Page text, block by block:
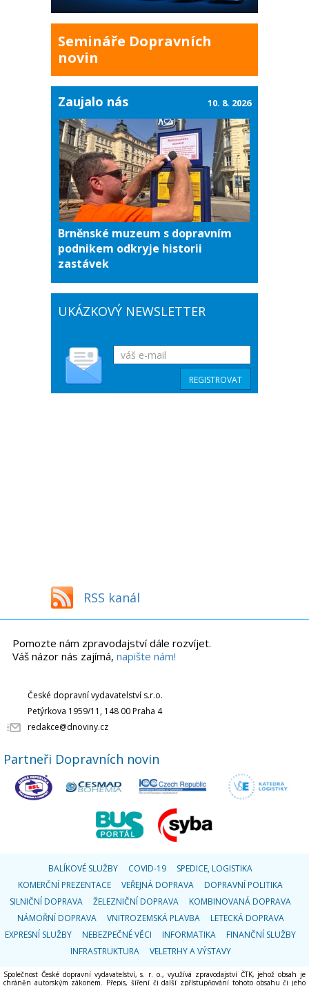
Semináře Dopravních
novin
Zaujalo nás
Brněnské muzeum s dopravním
podnikem odkryje historii
zastávek
10. 8. 2026
UKÁZKOVÝ NEWSLETTER
RSS kanál
Pomozte nám zpravodajství dále rozvíjet.
Váš názor nás zajímá, napište nám!
České dopravní vydavatelství s.r.o.
Petýrkova 1959/11, 148 00 Praha 4
redakce@dnoviny.cz
Partneři Dopravních novin
BALÍKOVÉ SLUŽBY COVID-19
SPEDICE, LOGISTIKA
KOMERČNÍ PREZENTACE
VEŘEJNÁ DOPRAVA
DOPRAVNÍ POLITIKA
SILNIČNÍ DOPRAVA
ŽELEZNIČNÍ DOPRAVA
KOMBINOVANÁ DOPRAVA
NÁMOŘNÍ DOPRAVA
VNITROZEMSKÁ PLAVBA
LETECKÁ DOPRAVA
EXPRESNÍ SLUŽBY
NEBEZPEČNÉ VĚCI INFORMATIKA
FINANČNÍ SLUŽBY
INFRASTRUKTURA
VELETRHY A VÝSTAVY
Společnost České dopravní vydavatelství, s. r. o., využívá zpravodajství ČTK, jehož obsah je
chráněn autorským zákonem. Přepis, šíření či další zpřístupňování tohoto obsahu či jeho